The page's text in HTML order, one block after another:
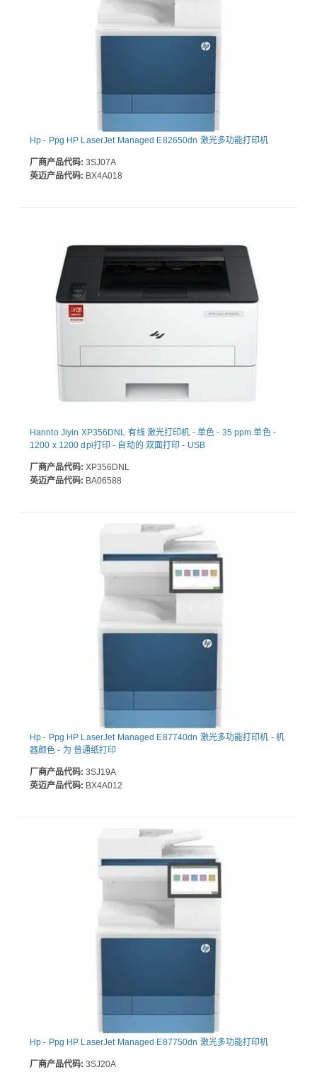
Hp - Ppg HP LaserJet Managed E82650dn 激光多功能打印机
厂商产品代码: 3SJ07A
英迈产品代码: BX4A018
Hannto Jiyin XP356DNL 有线 激光打印机 - 单色 - 35 ppm 单色 -
1200 x 1200 dpi打印 - 自动的 双面打印 - USB
厂商产品代码: XP356DNL
英迈产品代码: BA06588
Hp - Ppg HP LaserJet Managed E87740dn 激光多功能打印机 - 机
器颜色 - 为 普通纸打印
厂商产品代码: 3SJ19A
英迈产品代码: BX4A012
Hp - Ppg HP LaserJet Managed E87750dn 激光多功能打印机
厂商产品代码: 3SJ20A